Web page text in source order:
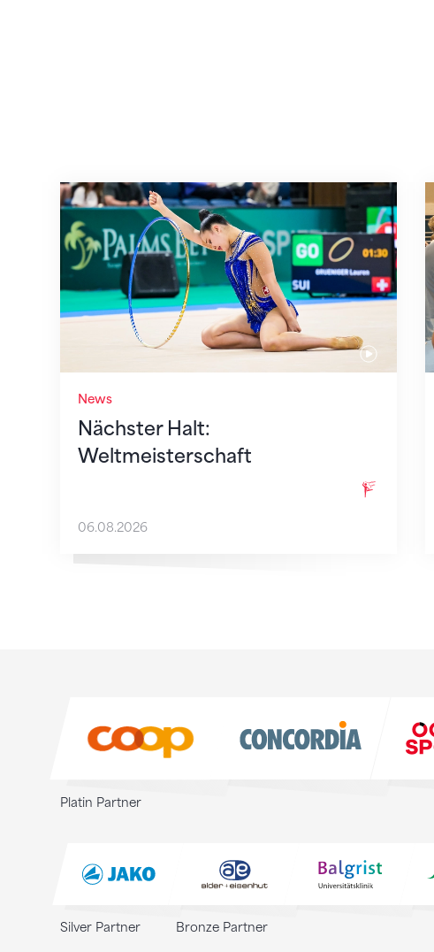
News
Nächster Halt:
Weltmeisterschaft
Nächster Halt: Weltmeisterschaft
06.08.2026
Platin Partner
Silver Partner Bronze Partner